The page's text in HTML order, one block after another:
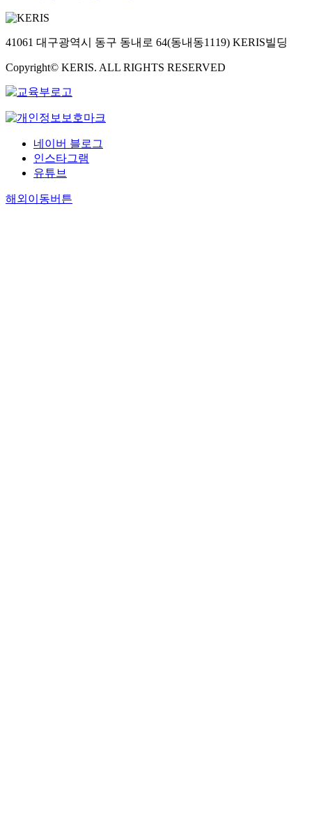
41061 대구광역시 동구 동내로 64(동내동1119) KERIS빌딩
Copyright© KERIS. ALL RIGHTS RESERVED
네이버 블로그
인스타그램
유튜브
해외이동버튼